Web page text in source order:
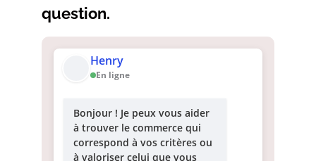
Henry
En ligne
Bonjour ! Je peux vous aider
à trouver le commerce qui
correspond à vos critères ou
à valoriser celui que vous
question.